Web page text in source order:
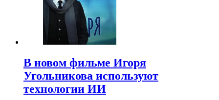
В новом фильме Игоря
Угольникова используют
технологии ИИ